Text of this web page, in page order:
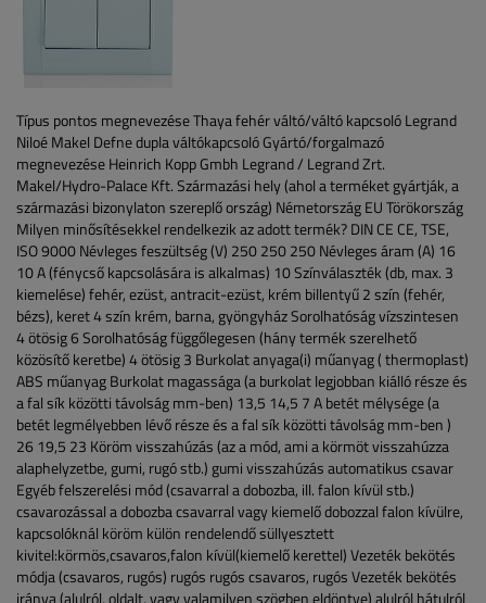
Típus pontos megnevezéseThaya fehér váltó/váltó kapcsoló Legrand
Niloé Makel Defne dupla váltókapcsolóGyártó/forgalmazó
megnevezése Heinrich Kopp Gmbh Legrand / Legrand Zrt.
Makel/Hydro-Palace Kft. Származási hely (ahol a terméket gyártják, a
származási bizonylaton szereplő ország) Németország EU Törökország
Milyen minősítésekkel rendelkezik az adott termék? DIN CE CE, TSE,
ISO 9000 Névleges feszültség (V) 250 250 250 Névleges áram (A) 16
10 A (fénycső kapcsolására is alkalmas) 10Színválaszték (db, max. 3
kiemelése) fehér, ezüst, antracit-ezüst, krém billentyű 2 szín (fehér,
bézs), keret 4 szín krém, barna, gyöngyházSorolhatóság vízszintesen
4ötösig6 Sorolhatóság függőlegesen (hány termék szerelhető
közösítő keretbe) 4ötösig 3 Burkolat anyaga(i) műanyag ( thermoplast)
ABS műanyag Burkolat magassága (a burkolat legjobban kiálló része és
a fal sík közötti távolság mm-ben) 13,5 14,5 7 A betét mélysége (a
betét legmélyebben lévő része és a fal sík közötti távolság mm-ben )
26 19,5 23 Köröm visszahúzás (az a mód, ami a körmöt visszahúzza
alaphelyzetbe, gumi, rugó stb.) gumi visszahúzás automatikus csavar
Egyéb felszerelési mód (csavarral a dobozba, ill. falon kívül stb.)
csavarozással a dobozbacsavarral vagy kiemelő dobozzal falon kívülre,
kapcsolóknál köröm külön rendelendősüllyesztett
kivitel:körmös,csavaros,falon kívül(kiemelő kerettel) Vezeték bekötés
módja (csavaros, rugós) rugós rugós csavaros, rugós Vezeték bekötés
iránya (alulról, oldalt, vagy valamilyen szögben eldöntve) alulról hátulról